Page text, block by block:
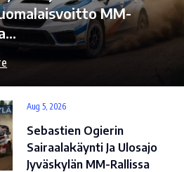
MM-
Aug 5, 2026
Sebastien Ogierin
Sairaalakäynti Ja Ulosajo
Jyväskylän MM-Rallissa